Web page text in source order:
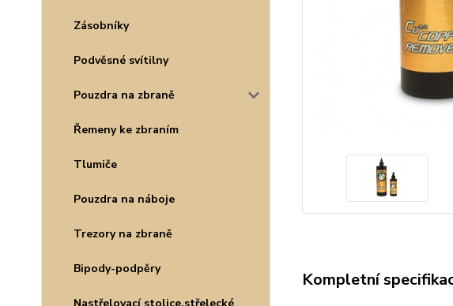
Zásobníky
Podvěsné svítilny
Pouzdra na zbraně
Řemeny ke zbraním
Tlumiče
Pouzdra na náboje
Trezory na zbraně
Bipody-podpěry
Kompletní